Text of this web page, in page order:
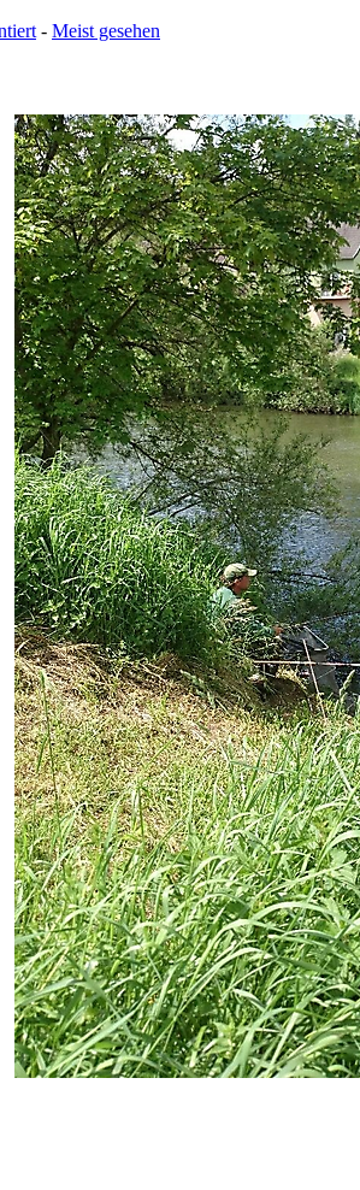
- Meist gesehen